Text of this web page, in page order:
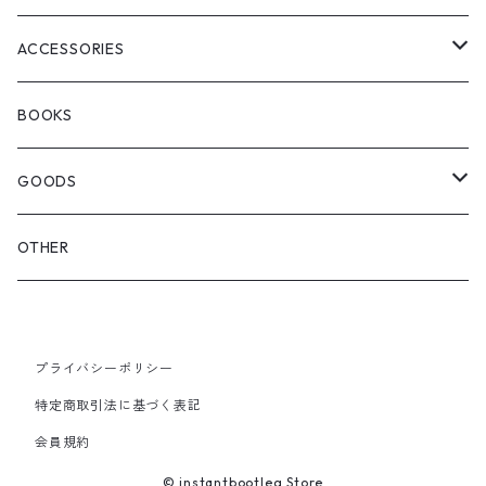
WOODBLOCK
SEDAN ALL-PURPOSE
BOOTS
BACKPACK
SHOULDER
OTHER BAGS
ACCESSORIES
EYE WEAR
CAP&HAT
GLOVES&SCARF
SHOULDER
SMALL BAG
BOOKS
GOODS
TOY
PINS& PINBACK
SOX
OTHER
プライバシーポリシー
特定商取引法に基づく表記
会員規約
© instantbootleg Store